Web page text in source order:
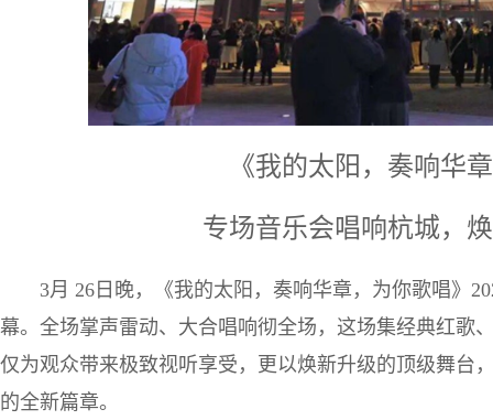
《我的太阳，奏响华
专场音乐会唱响杭城，
3月 26日晚，《我的太阳，奏响华章，为你歌唱》
幕。全场掌声雷动、大合唱响彻全场，这场集经典红歌
仅为观众带来极致视听享受，更以焕新升级的顶级舞台
的全新篇章。